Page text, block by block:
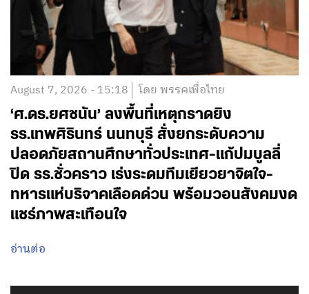
August 7, 2026 - 15:18 โดย พรรคเพื่อไทย
‘ศ.ดร.ยศชนัน’ ลงพื้นที่เหตุกราดยิง
รร.เทพศิรินทร์ นนทบุรี สั่งยกระดับความ
ปลอดภัยสถานศึกษาทั่วประเทศ-แก้ปมบูลลี่
ปิด รร.ชั่วคราว เร่งระดมทีมเยียวยาจิตใจ-
ทหารแห่บริจาคเลือดด่วน พร้อมวอนสังคมงด
แชร์ภาพสะเทือนใจ
อ่านต่อ